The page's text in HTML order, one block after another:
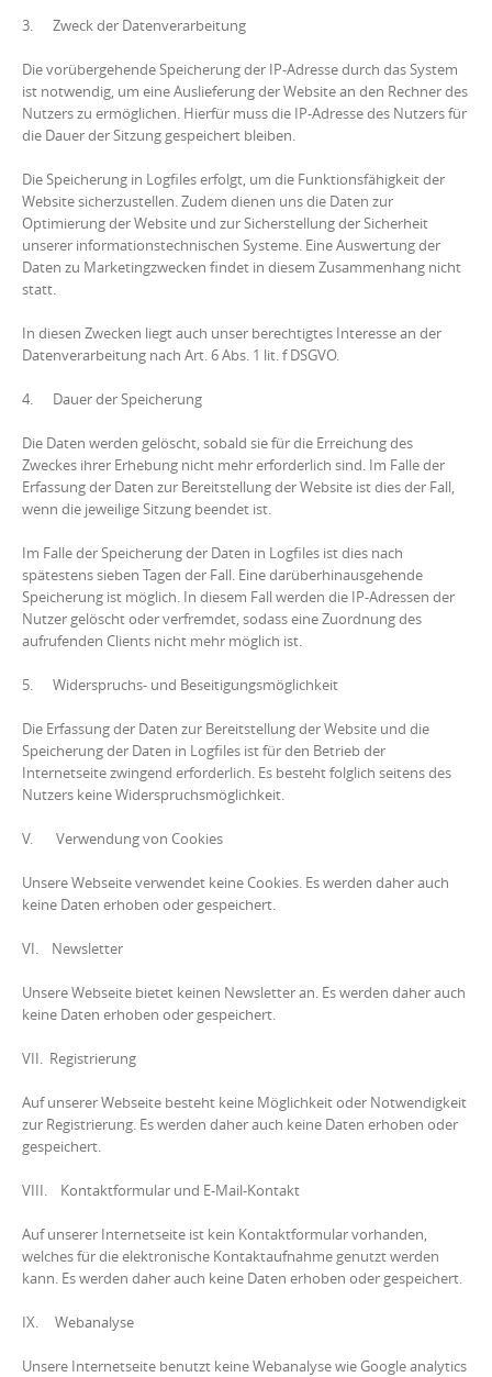
3. Zweck der Datenverarbeitung
Die vorübergehende Speicherung der IP-Adresse durch das System
ist notwendig, um eine Auslieferung der Website an den Rechner des
Nutzers zu ermöglichen. Hierfür muss die IP-Adresse des Nutzers für
die Dauer der Sitzung gespeichert bleiben.
Die Speicherung in Logfiles erfolgt, um die Funktionsfähigkeit der
Website sicherzustellen. Zudem dienen uns die Daten zur
Optimierung der Website und zur Sicherstellung der Sicherheit
unserer informationstechnischen Systeme. Eine Auswertung der
Daten zu Marketingzwecken findet in diesem Zusammenhang nicht
statt.
In diesen Zwecken liegt auch unser berechtigtes Interesse an der
Datenverarbeitung nach Art. 6 Abs. 1 lit. f DSGVO.
4. Dauer der Speicherung
Die Daten werden gelöscht, sobald sie für die Erreichung des
Zweckes ihrer Erhebung nicht mehr erforderlich sind. Im Falle der
Erfassung der Daten zur Bereitstellung der Website ist dies der Fall,
wenn die jeweilige Sitzung beendet ist.
Im Falle der Speicherung der Daten in Logfiles ist dies nach
spätestens sieben Tagen der Fall. Eine darüberhinausgehende
Speicherung ist möglich. In diesem Fall werden die IP-Adressen der
Nutzer gelöscht oder verfremdet, sodass eine Zuordnung des
aufrufenden Clients nicht mehr möglich ist.
5. Widerspruchs- und Beseitigungsmöglichkeit
Die Erfassung der Daten zur Bereitstellung der Website und die
Speicherung der Daten in Logfiles ist für den Betrieb der
Internetseite zwingend erforderlich. Es besteht folglich seitens des
Nutzers keine Widerspruchsmöglichkeit.
V. Verwendung von Cookies
Unsere Webseite verwendet keine Cookies. Es werden daher auch
keine Daten erhoben oder gespeichert.
VI. Newsletter
Unsere Webseite bietet keinen Newsletter an. Es werden daher auch
keine Daten erhoben oder gespeichert.
VII. Registrierung
Auf unserer Webseite besteht keine Möglichkeit oder Notwendigkeit
zur Registrierung. Es werden daher auch keine Daten erhoben oder
gespeichert.
VIII. Kontaktformular und E-Mail-Kontakt
Auf unserer Internetseite ist kein Kontaktformular vorhanden,
welches für die elektronische Kontaktaufnahme genutzt werden
kann. Es werden daher auch keine Daten erhoben oder gespeichert.
IX. Webanalyse
Unsere Internetseite benutzt keine Webanalyse wie Google analytics